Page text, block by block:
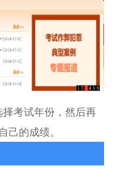
考试年份，然后再
的成绩。